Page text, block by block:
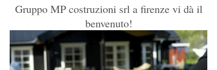
Gruppo MP costruzioni srla firenzevi dà il
benvenuto!